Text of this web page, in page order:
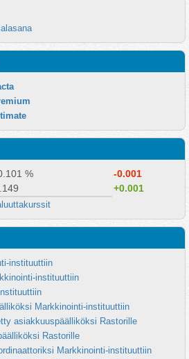
% -0.001
+0.001
instituuttiin
instituuttiin
Markkinointi-instituuttiin
asiakkuuspäälliköksi Rastorille
Rastorille
Markkinointi-instituuttiin